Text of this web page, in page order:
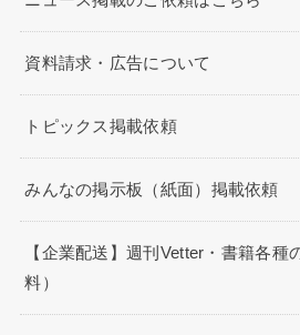
資料請求・広告について
トピックス掲載依頼
みんなの掲示板（紙面）掲載依頼
【企業配送】週刊Vetter・書籍各種
料）